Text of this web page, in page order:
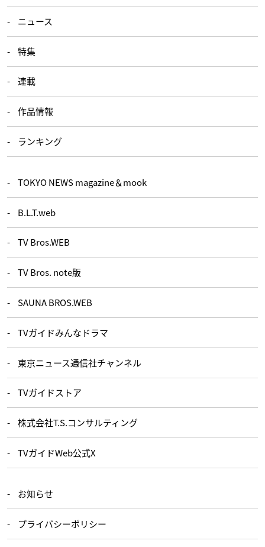
ニュース
特集
連載
作品情報
ランキング
TOKYO NEWS magazine＆mook
B.L.T.web
TV Bros.WEB
TV Bros. note版
SAUNA BROS.WEB
TVガイドみんなドラマ
東京ニュース通信社チャンネル
TVガイドストア
株式会社T.S.コンサルティング
TVガイドWeb公式X
お知らせ
プライバシーポリシー